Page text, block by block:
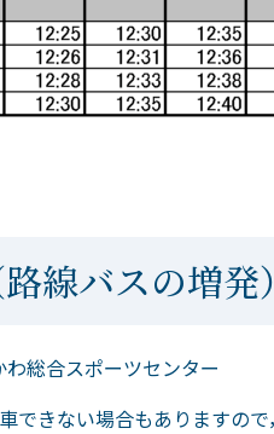
線バスの増発）
総合スポーツセンター
できない場合もありますの